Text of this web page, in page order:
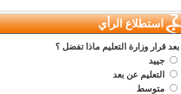
استطلاع الرأي
بعد قرار وزارة التعليم ماذا تفضل ؟
جييد
التعليم عن بعد
متوسط